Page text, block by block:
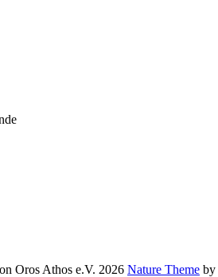
Oros Athos e.V. 2026 Nature Theme by